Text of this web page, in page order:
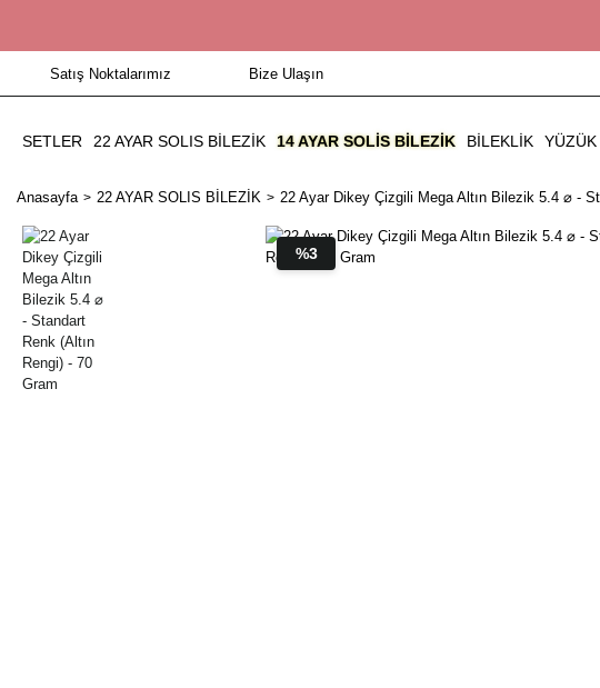
Satış Noktalarımız Bize Ulaşın
SETLER 22 AYAR SOLIS BİLEZİK 14 AYAR SOLIS BILEZIK BILEKLIK YÜZÜK
Anasayfa 22 AYAR SOLIS BİLEZİK 22 Ayar Dikey Çizgili Mega Altın Bilezik 5.4 ⌀ -
%3